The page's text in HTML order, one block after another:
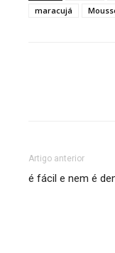
maracujá
Artigo anterior
é fácil e nem é